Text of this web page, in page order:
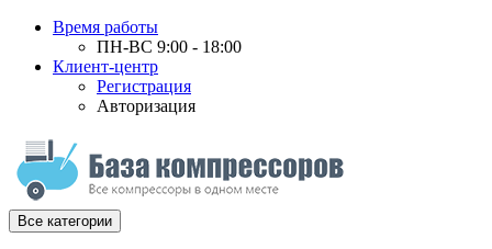
Время работы
ПН-ВС 9:00 - 18:00
Клиент-центр
Регистрация
Авторизация
Все категории